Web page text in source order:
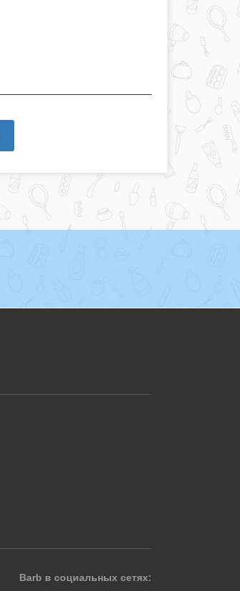
Barb в социальных сетях: